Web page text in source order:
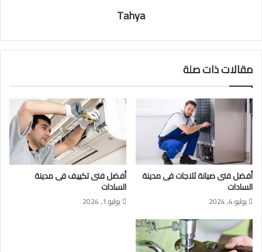
Tahya
مقالات ذات صلة
أفضل فنى صيانة ثلاجات فى مدينة
السادات
يوليو 4, 2024
أفضل فنى تكييف فى مدينة
السادات
يوليو 1, 2024